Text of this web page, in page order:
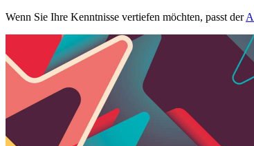
Wenn Sie Ihre Kenntnisse vertiefen möchten, passt der